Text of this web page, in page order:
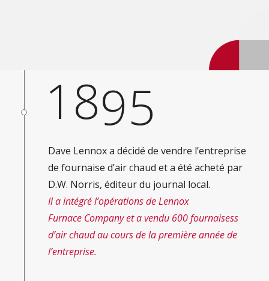
1895
Dave Lennox a décidé de vendre l’entreprise
de fournaise d’air chaud et a été acheté par
D.W. Norris, éditeur du journal local.
Il a intégré l’opérations de Lennox
Furnace Company et a vendu 600 fournaisess
d’air chaud au cours de la première année de
l’entreprise.